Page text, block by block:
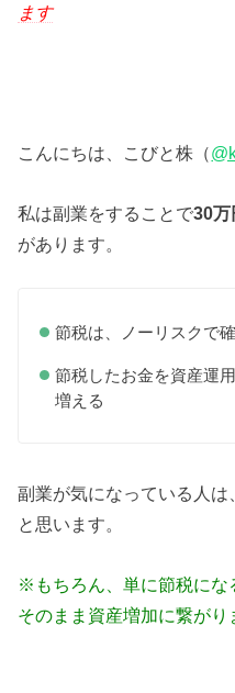
ます
こんにちは、こびと株（
私は副業をすることで30万
があります。
節税は、ノーリスクで
節税したお金を資産運
増える
副業が気になっている人
と思います。
※もちろん、単に節税にな
そのまま資産増加に繋がり